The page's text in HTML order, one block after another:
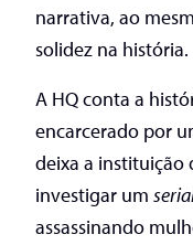
narrativa, ao
solidez na história.
A HQ conta a
encarcerado por
deixa a instituição
investigar um
assassinando